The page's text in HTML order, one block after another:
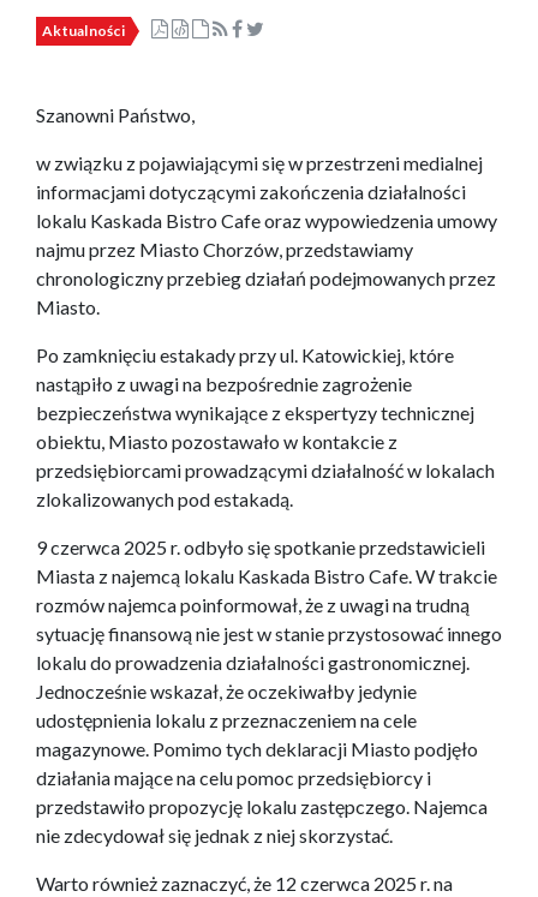
Aktualności
Szanowni Państwo,
w związku z pojawiającymi się w przestrzeni medialnej
informacjami dotyczącymi zakończenia działalności
lokalu Kaskada Bistro Cafe oraz wypowiedzenia umowy
najmu przez Miasto Chorzów, przedstawiamy
chronologiczny przebieg działań podejmowanych przez
Miasto.
Po zamknięciu estakady przy ul. Katowickiej, które
nastąpiło z uwagi na bezpośrednie zagrożenie
bezpieczeństwa wynikające z ekspertyzy technicznej
obiektu, Miasto pozostawało w kontakcie z
przedsiębiorcami prowadzącymi działalność w lokalach
zlokalizowanych pod estakadą.
9 czerwca 2025 r. odbyło się spotkanie przedstawicieli
Miasta z najemcą lokalu Kaskada Bistro Cafe. W trakcie
rozmów najemca poinformował, że z uwagi na trudną
sytuację finansową nie jest w stanie przystosować innego
lokalu do prowadzenia działalności gastronomicznej.
Jednocześnie wskazał, że oczekiwałby jedynie
udostępnienia lokalu z przeznaczeniem na cele
magazynowe. Pomimo tych deklaracji Miasto podjęło
działania mające na celu pomoc przedsiębiorcy i
przedstawiło propozycję lokalu zastępczego. Najemca
nie zdecydował się jednak z niej skorzystać.
Warto również zaznaczyć, że 12 czerwca 2025 r. na